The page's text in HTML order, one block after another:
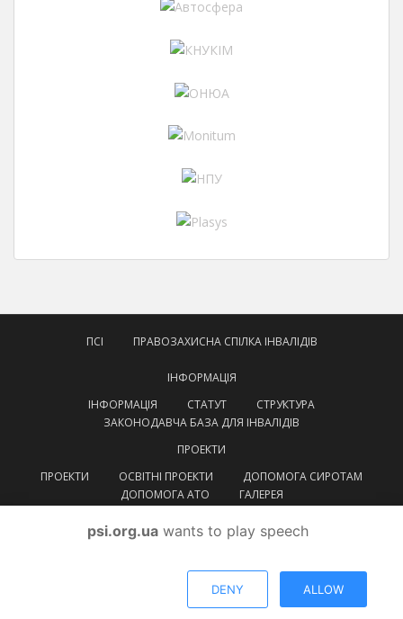
ПСІ ПРАВОЗАХИСНА СПІЛКА ІНВАЛІДІВ
ІНФОРМАЦІЯ
ІНФОРМАЦІЯ
СТАТУТ
СТРУКТУРА
ЗАКОНОДАВЧА БАЗА ДЛЯ ІНВАЛІДІВ
ПРОЕКТИ
ПРОЕКТИ
ОСВІТНІ ПРОЕКТИ
ДОПОМОГА СИРОТАМ
ДОПОМОГА АТО
ГАЛЕРЕЯ
Правозахисна спілка інвалідівТема від Colorlib. Працює на
WordPress
psi.org.ua wants to play speech
DENY ALLOW